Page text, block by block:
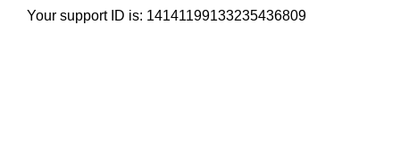
Your support ID is: 14141199133235436809